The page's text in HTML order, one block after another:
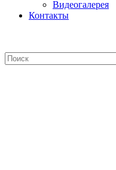
Видеогалерея
Контакты